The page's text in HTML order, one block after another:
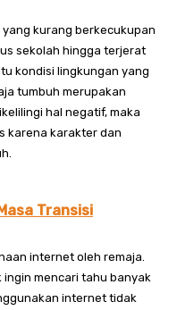
kurang berkecukupan
sekolah hingga terjerat
kondisi lingkungan yang
tumbuh merupakan
hal negatif, maka
karena karakter dan
Transisi
internet oleh remaja.
ingin mencari tahu banyak
internet tidak